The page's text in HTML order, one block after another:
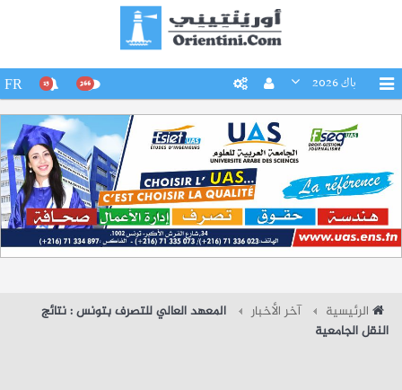
باك 2026 266
15
FR
الرئيسية آخر الأخبار
المعهد العالي للتصرف بتونس : نتائج
النقل الجامعية